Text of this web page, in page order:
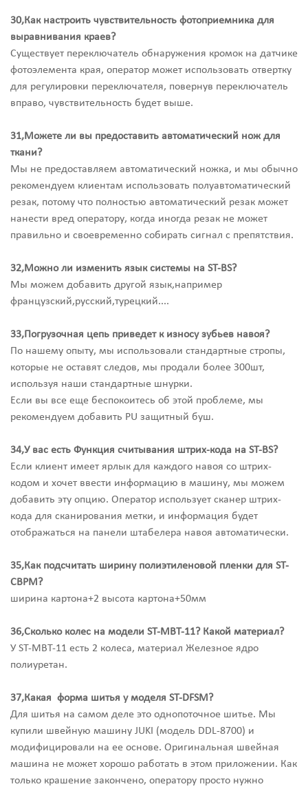
30,Как настроить чувствительность фотоприемника для
выравнивания краев?
Существует переключатель обнаружения кромок на датчике
фотоэлемента края, оператор может использовать отвертку
для регулировки переключателя, повернув переключатель
вправо, чувствительность будет выше.
31,Можете ли вы предоставить автоматический нож для
ткани?
Мы не предоставляем автоматический ножка, и мы обычно
рекомендуем клиентам использовать полуавтоматический
резак, потому что полностью автоматический резак может
нанести вред оператору, когда иногда резак не может
правильно и своевременно собирать сигнал с препятствия.
32,Можно ли изменить язык системы на ST-BS?
Мы можем добавить другой язык,например
французский,русский,турецкий....
33,Погрузочная цепь приведет к износу зубьев навоя?
По нашему опыту, мы использовали стандартные стропы,
которые не оставят следов, мы продали более 300шт,
используя наши стандартные шнурки.
Если вы все еще беспокоитесь об этой проблеме, мы
рекомендуем добавить PU защитный буш.
34,У вас есть Функция считывания штрих-кода на ST-BS?
Если клиент имеет ярлык для каждого навоя со штрих-
кодом и хочет ввести информацию в машину, мы можем
добавить эту опцию. Оператор использует сканер штрих-
кода для сканирования метки, и информация будет
отображаться на панели штабелера навоя автоматически.
35,Как подсчитать ширину полиэтиленовой пленки для ST-
CBPM?
ширина картона+2 высота картона+50мм
36,Сколько колес на модели ST-MBT-11? Какой материал?
У ST-MBT-11 есть 2 колеса, материал Железное ядро
полиуретан.
37,Какая форма шитья у моделя ST-DFSM?
Для шитья на самом деле это однопоточное шитье. Мы
купили швейную машину JUKI (модель DDL-8700) и
модифицировали на ее основе. Оригинальная швейная
машина не может хорошо работать в этом приложении. Как
только крашение закончено, оператору просто нужно